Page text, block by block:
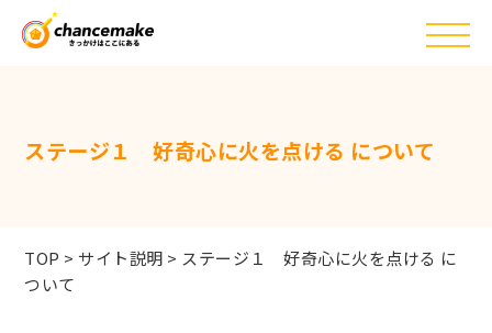
ステージ１ 好奇心に火を点ける について
TOP > サイト説明 > ステージ１ 好奇心に火を点ける に
ついて